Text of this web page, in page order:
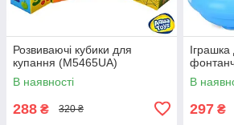
Розвиваючі кубики для
купання (M5465UA)
В наявності
288 ₴ 320 ₴
В
297 ₴